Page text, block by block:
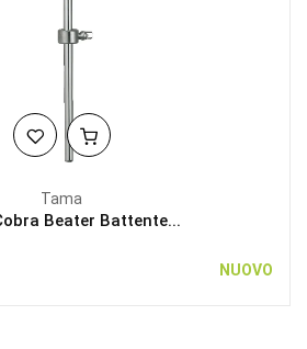
Tama
Beater Battente...
NUOVO